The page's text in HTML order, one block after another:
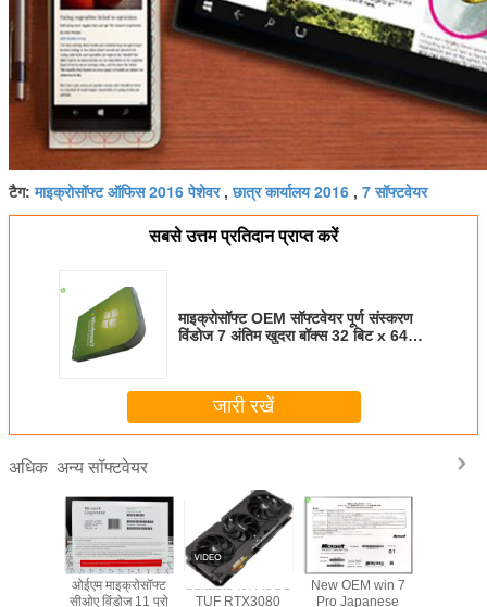
टैग:माइक्रोसॉफ्ट ऑफिस 2016 पेशेवर,छात्र कार्यालय 2016 , 7 सॉफ्टवेयर
सबसे उत्तम प्रतिदान प्राप्त करें
माइक्रोसॉफ्ट OEM सॉफ्टवेयर पूर्ण संस्करण
विंडोज 7 अंतिम खुदरा बॉक्स 32 बिट x 64
जारी रखें
अधिक अन्य सॉफ्टवेयर
ओईएम माइक्रोसॉफ्ट
सीओए विंडोज 11 प्रो
Suitable for ASUS
TUF RTX3080
New OEM win 7
Pro Japanese